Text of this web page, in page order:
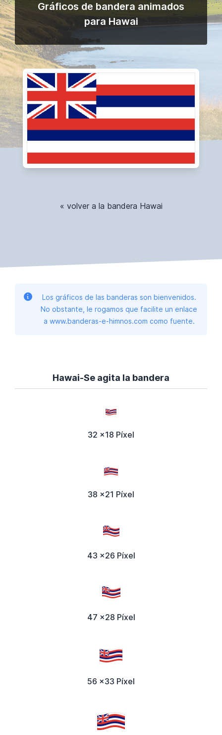
Gráficos de bandera animados
para Hawai
« volver a la bandera Hawai
Los gráficos de las banderas son bienvenidos.
No obstante, le rogamos que facilite un enlace
a www.banderas-e-himnos.com como fuente.
Hawai-Se agita la bandera
32 x18 Píxel
38 x21 Píxel
43 x26 Píxel
47 x28 Píxel
56 x33 Píxel